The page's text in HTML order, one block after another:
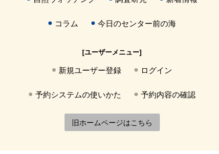
コラム 今日のセンター前の海
[ユーザーメニュー]
新規ユーザー登録 ログイン
予約システムの使いかた 予約内容の確認
旧ホームページはこちら